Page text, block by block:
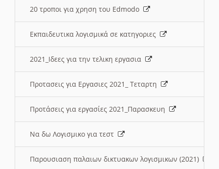
20 τροποι για χρηση του Edmodo
Εκπαιδευτικα λογισμικά σε κατηγοριες
2021_Ιδεες για την τελικη εργασια
Προτασεις για Εργασιες 2021_ Τεταρτη
Προτάσεις για εργασίες 2021_Παρασκευη
Να δω Λογισμικο για τεστ
Παρουσιαση παλαιων δικτυακων λογισμικων (2021)